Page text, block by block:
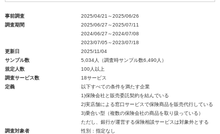
事前調査
2025/04/21～2025/06/26
調査期間
2025/06/27～2025/07/11
2024/06/27～2024/07/08
2023/07/05～2023/07/18
更新日
2025/11/04
サンプル数
5,034人（調査時サンプル数6,490人）
規定人数
100人以上
調査サービス数
18サービス
定義
以下すべての条件を満たす企業
1)保険会社と販売委託契約を結んでいる
2)実店舗による窓口サービスで保険商品を販売代行している
3)乗合い型（複数の保険会社の商品を取り扱っている）
ただし、銀行が運営する保険相談サービスは対象外とする
調査対象者
性別：指定なし